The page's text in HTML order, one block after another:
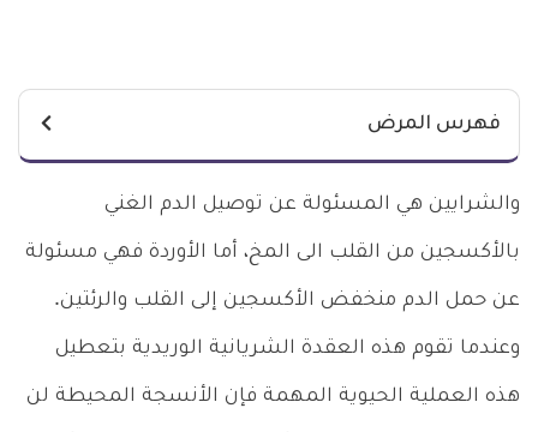
فهرس المرض
والشرايين هي المسئولة عن توصيل الدم الغني
بالأكسجين من القلب الى المخ، أما الأوردة فهي مسئولة
عن حمل الدم منخفض الأكسجين إلى القلب والرئتين.
وعندما تقوم هذه العقدة الشريانية الوريدية بتعطيل
هذه العملية الحيوية المهمة فإن الأنسجة المحيطة لن